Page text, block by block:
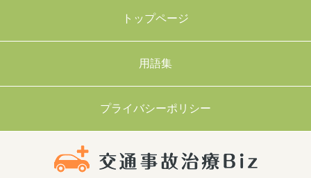
トップページ
用語集
プライバシーポリシー